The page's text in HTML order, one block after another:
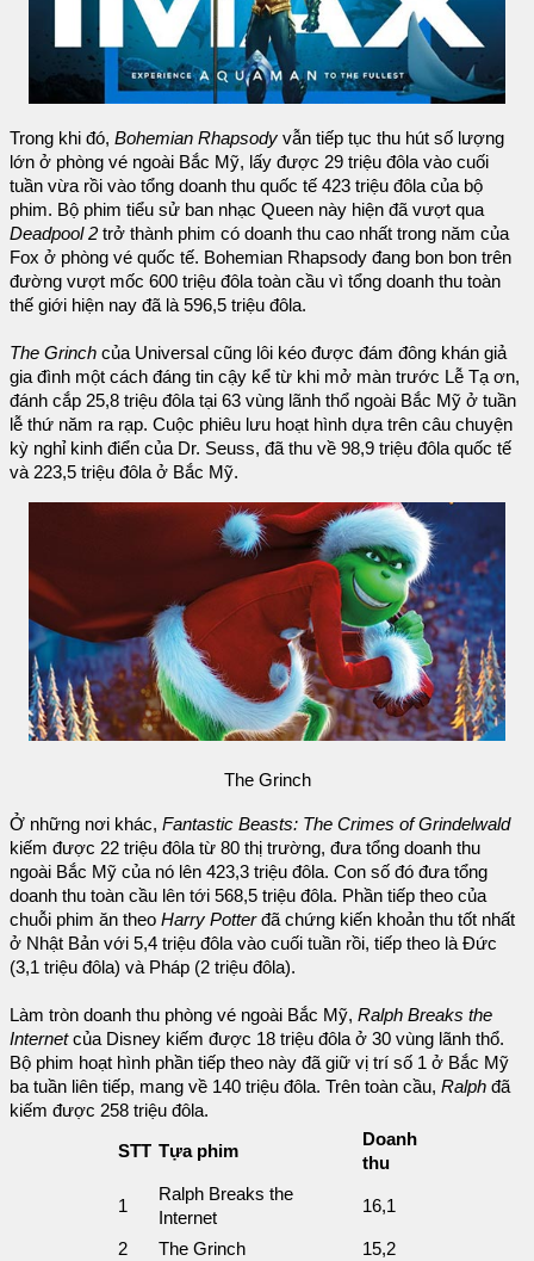
Trong khi đó, Bohemian Rhapsody vẫn tiếp tục thu hút số lượng
lớn ở phòng vé ngoài Bắc Mỹ, lấy được 29 triệu đôla vào cuối
tuần vừa rồi vào tổng doanh thu quốc tế 423 triệu đôla của bộ
phim. Bộ phim tiểu sử ban nhạc Queen này hiện đã vượt qua
Deadpool 2 trở thành phim có doanh thu cao nhất trong năm của
Fox ở phòng vé quốc tế. Bohemian Rhapsody đang bon bon trên
đường vượt mốc 600 triệu đôla toàn cầu vì tổng doanh thu toàn
thế giới hiện nay đã là 596,5 triệu đôla.
The Grinch của Universal cũng lôi kéo được đám đông khán giả
gia đình một cách đáng tin cậy kể từ khi mở màn trước Lễ Tạ ơn,
đánh cắp 25,8 triệu đôla tại 63 vùng lãnh thổ ngoài Bắc Mỹ ở tuần
lễ thứ năm ra rạp. Cuộc phiêu lưu hoạt hình dựa trên câu chuyện
kỳ nghỉ kinh điển của Dr. Seuss, đã thu về 98,9 triệu đôla quốc tế
và 223,5 triệu đôla ở Bắc Mỹ.
The Grinch
Ở những nơi khác, Fantastic Beasts: The Crimes of Grindelwald
kiếm được 22 triệu đôla từ 80 thị trường, đưa tổng doanh thu
ngoài Bắc Mỹ của nó lên 423,3 triệu đôla. Con số đó đưa tổng
doanh thu toàn cầu lên tới 568,5 triệu đôla. Phần tiếp theo của
chuỗi phim ăn theo Harry Potterđã chứng kiến khoản thu tốt nhất
ở Nhật Bản với 5,4 triệu đôla vào cuối tuần rồi, tiếp theo là Đức
(3,1 triệu đôla) và Pháp (2 triệu đôla).
Làm tròn doanh thu phòng vé ngoài Bắc Mỹ, Ralph Breaks the
Internetcủa Disney kiếm được 18 triệu đôla ở 30 vùng lãnh thổ.
Bộ phim hoạt hình phần tiếp theo này đã giữ vị trí số 1 ở Bắc Mỹ
ba tuần liên tiếp, mang về 140 triệu đôla. Trên toàn cầu, Ralph đã
kiếm được 258 triệu đôla.
STT Tựa phim
Doanh
thu
1
Ralph Breaks the
Internet
16,1
2 The Grinch
15,2